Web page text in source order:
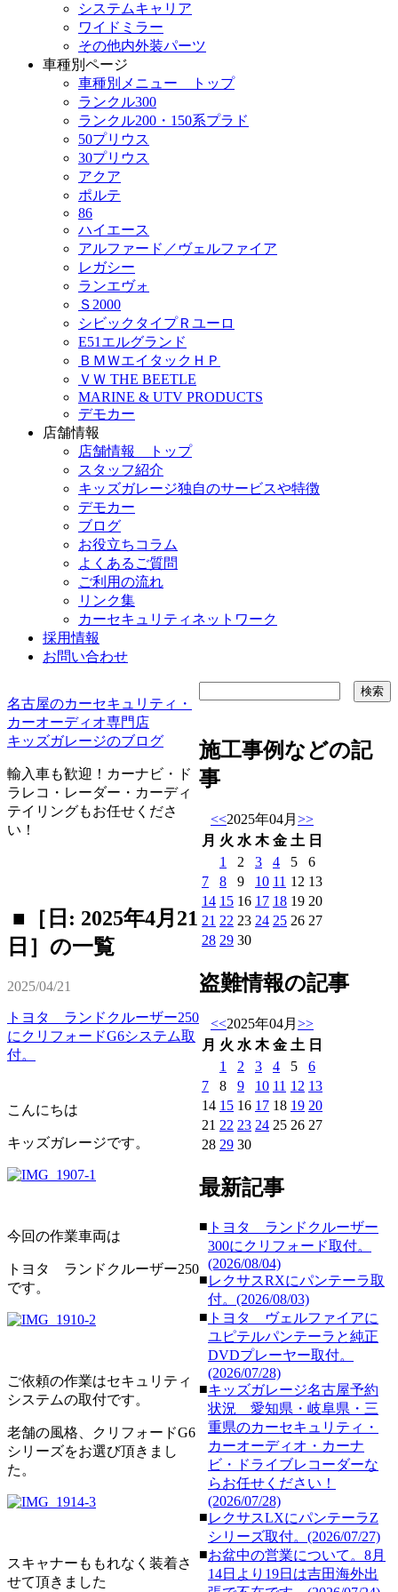
システムキャリア
ワイドミラー
その他内外装パーツ
車種別ページ
車種別メニュー トップ
ランクル300
ランクル200・150系プラド
50プリウス
30プリウス
アクア
ポルテ
86
ハイエース
アルファード／ヴェルファイア
レガシー
ランエヴォ
Ｓ2000
シビックタイプＲユーロ
E51エルグランド
ＢＭＷエイタックＨＰ
ＶＷ THE BEETLE
MARINE & UTV PRODUCTS
デモカー
店舗情報
店舗情報 トップ
スタッフ紹介
キッズガレージ独自のサービスや特徴
デモカー
ブログ
お役立ちコラム
よくあるご質問
ご利用の流れ
リンク集
カーセキュリティネットワーク
採用情報
お問い合わせ
名古屋のカーセキュリティ・
カーオーディオ専門店
キッズガレージのブログ
輸入車も歓迎！カーナビ・ド
ラレコ・レーダー・カーディ
テイリングもお任せくださ
い！
■［日: 2025年4月21
日］の一覧
2025/04/21
トヨタ ランドクルーザー250
にクリフォードG6システム取
付。
こんにちは
キッズガレージです。
今回の作業車両は
トヨタ ランドクルーザー250
です。
ご依頼の作業はセキュリティ
システムの取付です。
老舗の風格、クリフォードG6
シリーズをお選び頂きまし
た。
スキャナーももれなく装着さ
せて頂きました
施工事例などの記
事
<<2025年04月 >>
月 火 水 木 金 土 日
1
2 3 4 5
6
7
8 9 10 11 12 13
14 15 16 17 18 19 20
21 22 23 24 25 26 27
28 29 30
盗難情報の記事
<<2025年04月 >>
月 火 水 木 金 土 日
1
2 3 4 5
6
7
8 9 10 11 12 13
14 15 16 17 18 19 20
21 22 23 24 25 26 27
28 29 30
最新記事
■ トヨタ ランドクルーザー
300にクリフォード取付。
(2026/08/04)
■レクサスRXにパンテーラ取
付。(2026/08/03)
■ トヨタ ヴェルファイアに
ユピテルパンテーラと純正
DVDプレーヤー取付。
(2026/07/28)
■キッズガレージ名古屋予約
状況 愛知県・岐阜県・三
重県のカーセキュリティ・
カーオーディオ・カーナ
ビ・ドライブレコーダーな
らお任せください！
(2026/07/28)
■レクサスLXにパンテーラZ
シリーズ取付。(2026/07/27)
■お盆中の営業について。8月
14日より19日は吉田海外出